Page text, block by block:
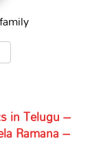
in Telugu –
Ramana –